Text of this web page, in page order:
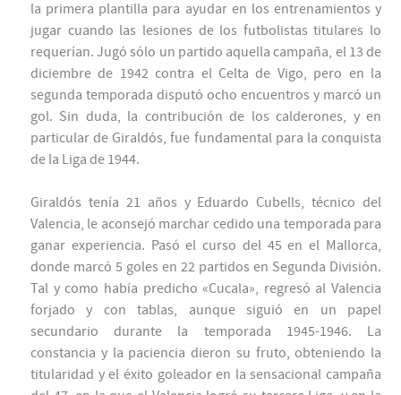
la primera plantilla para ayudar en los entrenamientos y
jugar cuando las lesiones de los futbolistas titulares lo
requerían. Jugó sólo un partido aquella campaña, el 13 de
diciembre de 1942 contra el Celta de Vigo, pero en la
segunda temporada disputó ocho encuentros y marcó un
gol. Sin duda, la contribución de los calderones, y en
particular de Giraldós, fue fundamental para la conquista
de la Liga de 1944.
Giraldós tenía 21 años y Eduardo Cubells, técnico del
Valencia, le aconsejó marchar cedido una temporada para
ganar experiencia. Pasó el curso del 45 en el Mallorca,
donde marcó 5 goles en 22 partidos en Segunda División.
Tal y como había predicho «Cucala», regresó al Valencia
forjado y con tablas, aunque siguió en un papel
secundario durante la temporada 1945-1946. La
constancia y la paciencia dieron su fruto, obteniendo la
titularidad y el éxito goleador en la sensacional campaña